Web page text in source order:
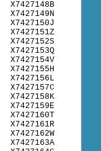
X7427148B
X7427149N
X7427150J
X7427151Z
X7427152S
X7427153Q
X7427154V
X7427155H
X7427156L
X7427157C
X7427158K
X7427159E
X7427160T
X7427161R
X7427162W
X7427163A